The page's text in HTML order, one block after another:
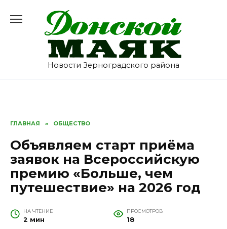
содержанию
Новости Зерноградского района
ГЛАВНАЯ » ОБЩЕСТВО
Объявляем старт приёма
заявок на Всероссийскую
премию «Больше, чем
путешествие» на 2026 год
НА ЧТЕНИЕ
2 мин
ПРОСМОТРОВ
18